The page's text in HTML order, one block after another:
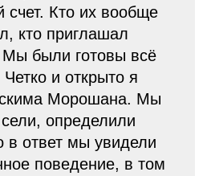
счет. Кто их вообще
кто приглашал
были готовы всё
и открыто я
Морошана. Мы
определили
в ответ мы увидели
поведение, в том